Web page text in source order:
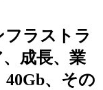
ラストラ
成長、業
40Gb、その